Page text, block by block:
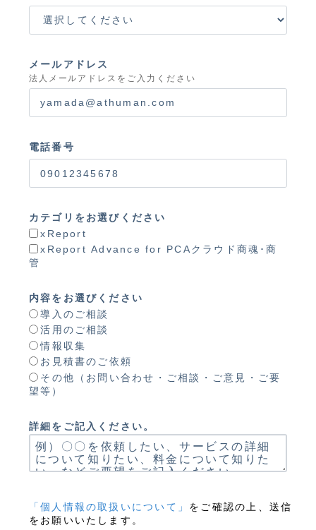
メールアドレス
法人メールアドレスをご入力ください
電話番号
カテゴリをお選びください
xReport
xReport Advance for PCAクラウド商魂･商
管
内容をお選びください
導入のご相談
活用のご相談
情報収集
お見積書のご依頼
その他（お問い合わせ・ご相談・ご意見・ご要
望等）
詳細をご記入ください。
「個人情報の取扱いについて」 をご確認の上、送信
をお願いいたします。